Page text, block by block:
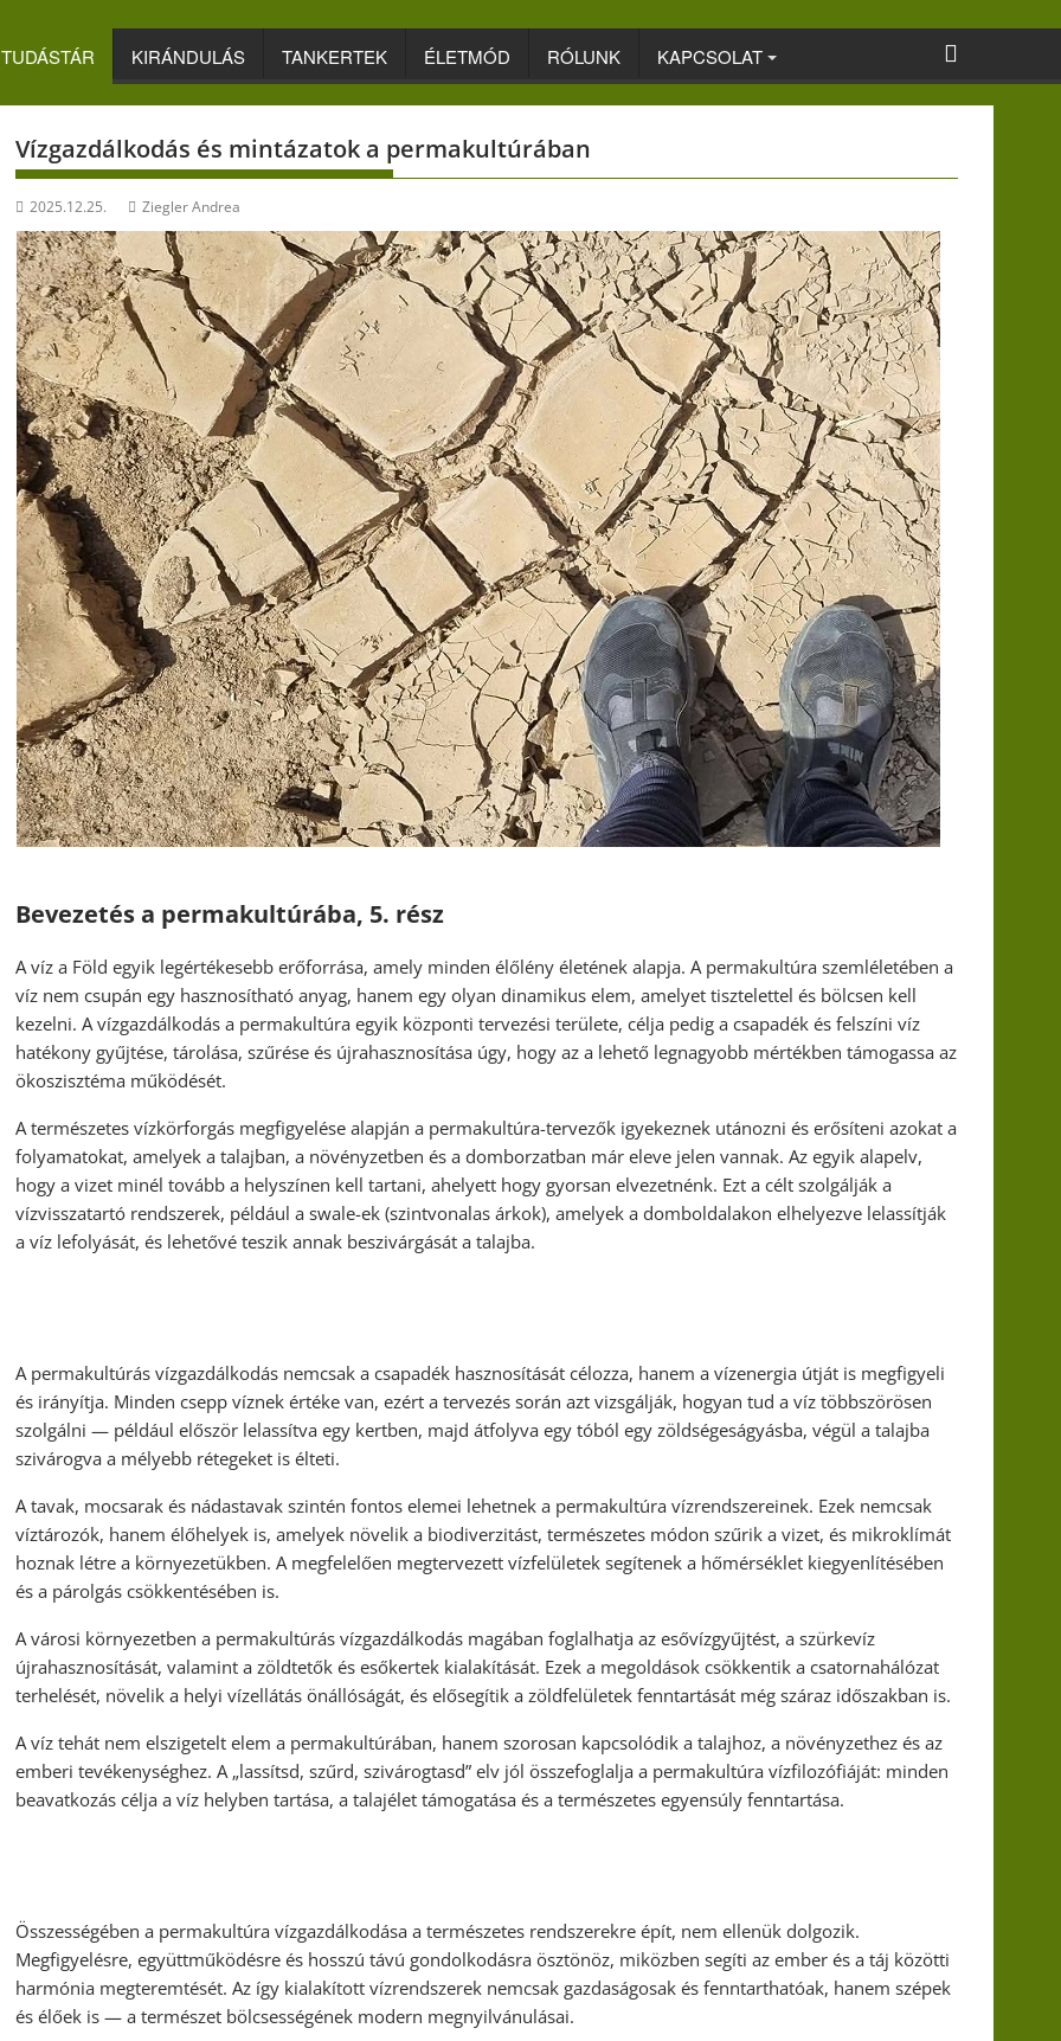
TUDÁSTÁR KIRÁNDULÁS TANKERTEK ÉLETMÓD RÓLUNK KAPCSOLAT
Vízgazdálkodás és mintázatok a permakultúrában
2025.12.25. Ziegler Andrea
Bevezetés a permakultúrába, 5. rész
A víz a Föld egyik legértékesebb erőforrása, amely minden élőlény életének alapja. A permakultúra szemléletében a
víz nem csupán egy hasznosítható anyag, hanem egy olyan dinamikus elem, amelyet tisztelettel és bölcsen kell
kezelni. A vízgazdálkodás a permakultúra egyik központi tervezési területe, célja pedig a csapadék és felszíni víz
hatékony gyűjtése, tárolása, szűrése és újrahasznosítása úgy, hogy az a lehető legnagyobb mértékben támogassa az
ökoszisztéma működését.
A természetes vízkörforgás megfigyelése alapján a permakultúra-tervezők igyekeznek utánozni és erősíteni azokat a
folyamatokat, amelyek a talajban, a növényzetben és a domborzatban már eleve jelen vannak. Az egyik alapelv,
hogy a vizet minél tovább a helyszínen kell tartani, ahelyett hogy gyorsan elvezetnénk. Ezt a célt szolgálják a
vízvisszatartó rendszerek, például a swale-ek (szintvonalas árkok), amelyek a domboldalakon elhelyezve lelassítják
a víz lefolyását, és lehetővé teszik annak beszivárgását a talajba.
A permakultúrás vízgazdálkodás nemcsak a csapadék hasznosítását célozza, hanem a vízenergia útját is megfigyeli
és irányítja. Minden csepp víznek értéke van, ezért a tervezés során azt vizsgálják, hogyan tud a víz többszörösen
szolgálni — például először lelassítva egy kertben, majd átfolyva egy tóból egy zöldségeságyásba, végül a talajba
szivárogva a mélyebb rétegeket is élteti.
A tavak, mocsarak és nádastavak szintén fontos elemei lehetnek a permakultúra vízrendszereinek. Ezek nemcsak
víztározók, hanem élőhelyek is, amelyek növelik a biodiverzitást, természetes módon szűrik a vizet, és mikroklímát
hoznak létre a környezetükben. A megfelelően megtervezett vízfelületek segítenek a hőmérséklet kiegyenlítésében
és a párolgás csökkentésében is.
A városi környezetben a permakultúrás vízgazdálkodás magában foglalhatja az esővízgyűjtést, a szürkevíz
újrahasznosítását, valamint a zöldtetők és esőkertek kialakítását. Ezek a megoldások csökkentik a csatornahálózat
terhelését, növelik a helyi vízellátás önállóságát, és elősegítik a zöldfelületek fenntartását még száraz időszakban is.
A víz tehát nem elszigetelt elem a permakultúrában, hanem szorosan kapcsolódik a talajhoz, a növényzethez és az
emberi tevékenységhez. A „lassítsd, szűrd, szivárogtasd” elv jól összefoglalja a permakultúra vízfilozófiáját: minden
beavatkozás célja a víz helyben tartása, a talajélet támogatása és a természetes egyensúly fenntartása.
Összességében a permakultúra vízgazdálkodása a természetes rendszerekre épít, nem ellenük dolgozik.
Megfigyelésre, együttműködésre és hosszú távú gondolkodásra ösztönöz, miközben segíti az ember és a táj közötti
harmónia megteremtését. Az így kialakított vízrendszerek nemcsak gazdaságosak és fenntarthatóak, hanem szépek
és élőek is — a természet bölcsességének modern megnyilvánulásai.